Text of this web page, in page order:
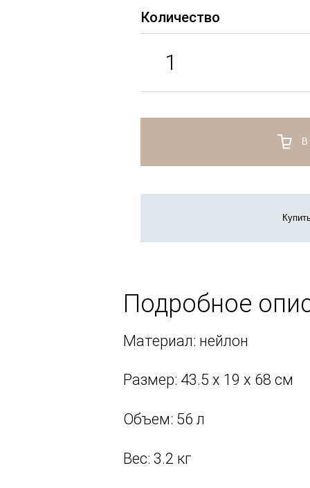
Количество
В
Подробное
Материал: нейлон
Размер: 43.5 х 19 х 68 см
Объем: 56 л
Вес: 3.2 кг